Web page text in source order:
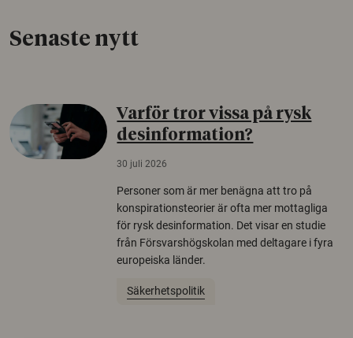
Senaste nytt
Varför tror vissa på rysk
desinformation?
30 juli 2026
Personer som är mer benägna att tro på
konspirationsteorier är ofta mer mottagliga
för rysk desinformation. Det visar en studie
från Försvarshögskolan med deltagare i fyra
europeiska länder.
Säkerhetspolitik